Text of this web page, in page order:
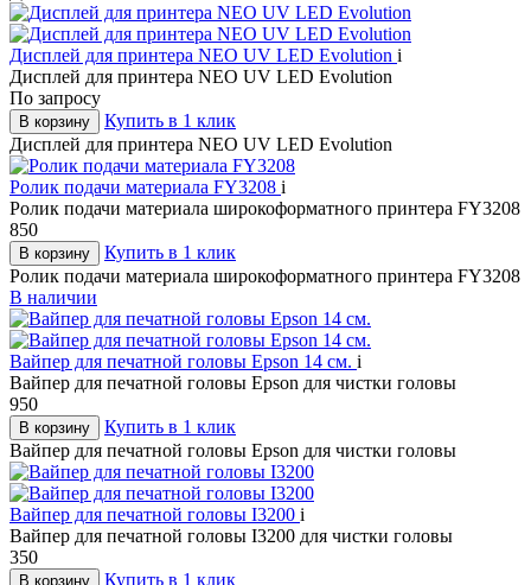
Дисплей для принтера NEO UV LED Evolution i
Дисплей для принтера NEO UV LED Evolution
По запросу
В корзину
Купить в 1 клик
Дисплей для принтера NEO UV LED Evolution
Ролик подачи материала FY3208 i
Ролик подачи материала широкоформатного принтера FY3208
850
В корзину
Купить в 1 клик
Ролик подачи материала широкоформатного принтера FY3208
В наличии
Вайпер для печатной головы Epson 14 см. i
Вайпер для печатной головы Epson для чистки головы
950
В корзину
Купить в 1 клик
Вайпер для печатной головы Epson для чистки головы
Вайпер для печатной головы I3200 i
Вайпер для печатной головы I3200 для чистки головы
350
В корзину
Купить в 1 клик